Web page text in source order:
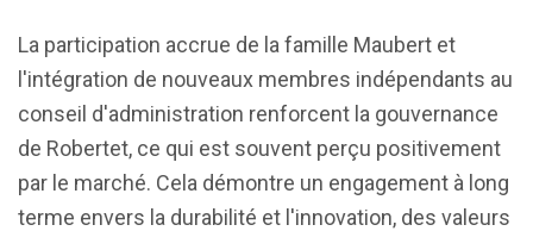
La participation accrue de la famille Maubert et
l'intégration de nouveaux membres indépendants au
conseil d'administration renforcent la gouvernance
de Robertet, ce qui est souvent perçu positivement
par le marché. Cela démontre un engagement à long
terme envers la durabilité et l'innovation, des valeurs